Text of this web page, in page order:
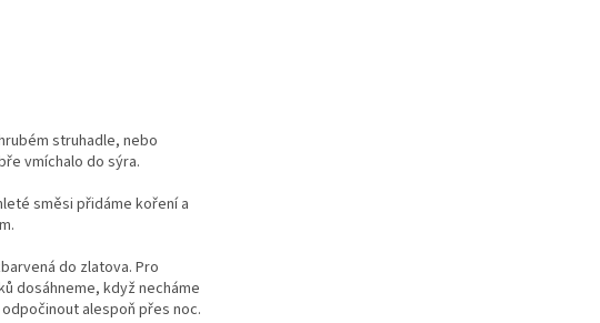
struhadle, nebo
vmíchalo do sýra.
směsi přidáme koření a
do zlatova. Pro
dosáhneme, když necháme
alespoň přes noc.